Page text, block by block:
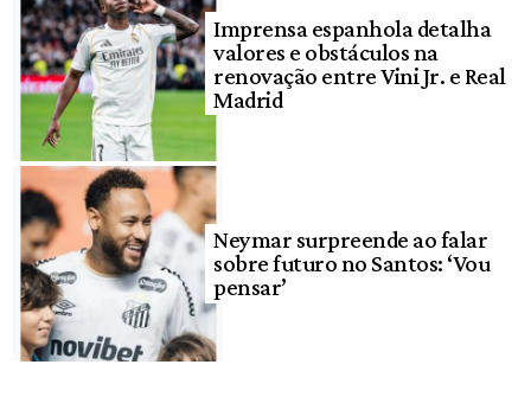
Imprensa espanhola detalha
valores e obstáculos na
renovação entre Vini Jr. e Real
Madrid
Neymar surpreende ao falar
sobre futuro no Santos: ‘Vou
pensar’